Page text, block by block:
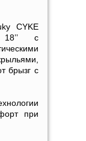
CYKE
с
брызг с
при